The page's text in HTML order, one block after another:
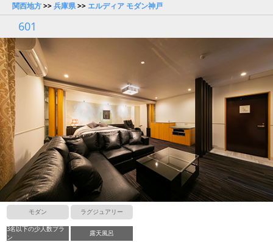
関西地方>>兵庫県>> エルディア モダン神戸
601
モダン ラグジュアリー
3名以下の少人数プラ
ン
露天風呂